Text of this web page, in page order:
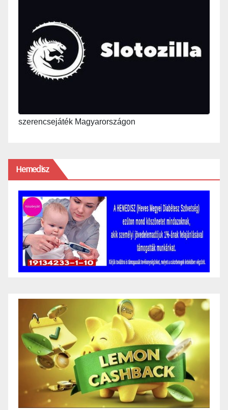
szerencsejáték Magyarországon
Hemedisz